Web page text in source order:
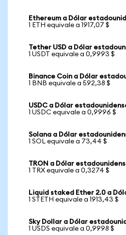
Ethereum a Dólar
1 ETH equivale a 1917,07 $
Tether USD a Dólar
1 USDT equivale a 0,9993 $
Binance Coin a Dólar
1 BNB equivale a 592,38 $
USDC a Dólar
1 USDC equivale a 0,9996 $
Solana a Dólar
1 SOL equivale a 73,44 $
TRON a Dólar
1 TRX equivale a 0,3274 $
Liquid staked Ether 2.0 a
1 STETH equivale a 1913,43 $
Sky Dollar a Dólar
1 USDS equivale a 0,9998 $